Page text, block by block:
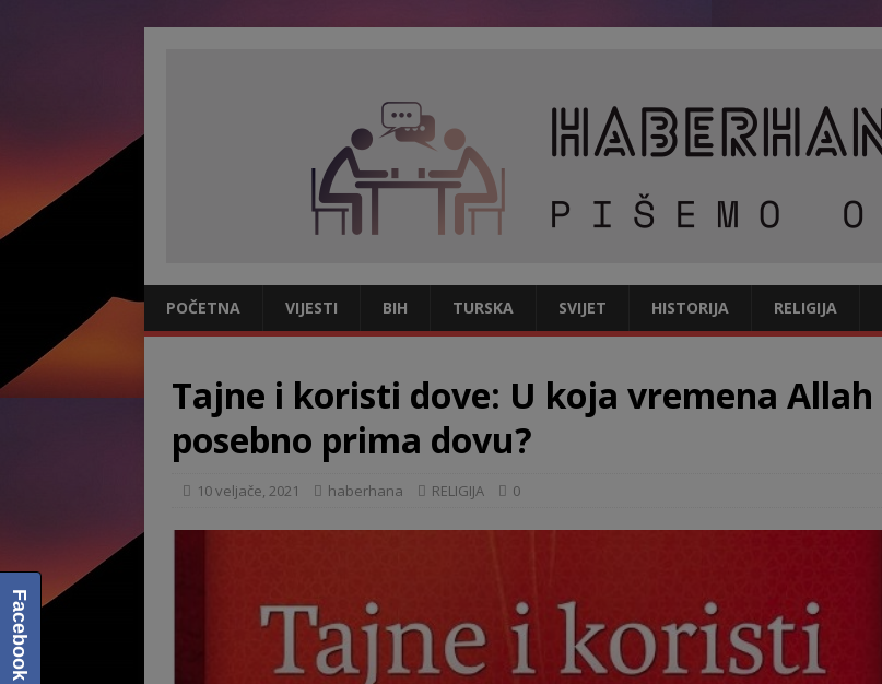
POČETNA VIJESTI BIH TURSKA SVIJET HISTORIJA RELIGIJA
Tajne i koristi dove: U koja vremena Allah
posebno prima dovu?
10 veljače, 2021 haberhana RELIGIJA 0
Facebook